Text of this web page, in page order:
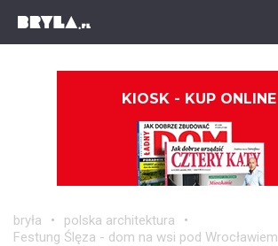
KIOSK - KUP ONLINE
bryła
polska architektura
Festung Ślęza - dom na wsi pod Wrocławiem